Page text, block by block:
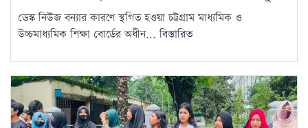
14
জুলাইকে ভুলিয়ে দেওয়ার সংগ্রাম
শুরু হয়েছে: জামায়াত আমির
৫ আগস্ট ঘিরে দেশজুড়ে কঠোর
নিরাপত্তা ব্যবস্থা
ডেস্ক নিউজ বন্যার কারণে স্থগিত হওয়া চট্টগ্রাম মাধ্যমিক ও
উচ্চমাধ্যমিক শিক্ষা বোর্ডের অধীন...বিস্তারিত